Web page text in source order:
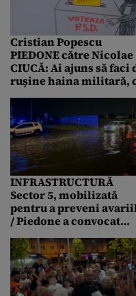
Cristian Popescu
PIEDONE către Nicolae
CIUCĂ: Ai ajuns să faci
rușine haina militară,
bâlbele, prostiile și
aiurelile pe care le
debitezi
INFRASTRUCTURĂ
Sector 5, mobilizată
pentru a preveni
/ Piedone a convocat
Urgență (P)